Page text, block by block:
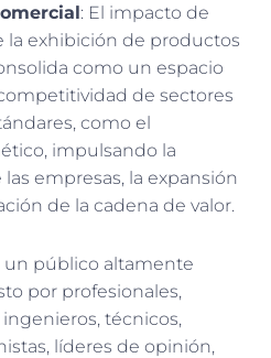
: El impacto de
la exhibición de productos
como un espacio
de sectores
como el
impulsando la
empresas, la expansión
de la cadena de valor.
un público altamente
por profesionales,
técnicos,
líderes de opinión,